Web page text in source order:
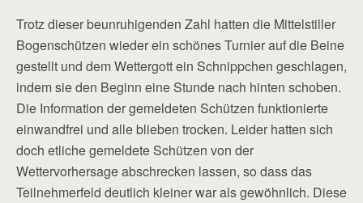
Trotz dieser beunruhigenden Zahl hatten die Mittelstiller
Bogenschützen wieder ein schönes Turnier auf die Beine
gestellt und dem Wettergott ein Schnippchen geschlagen,
indem sie den Beginn eine Stunde nach hinten schoben.
Die Information der gemeldeten Schützen funktionierte
einwandfrei und alle blieben trocken. Leider hatten sich
doch etliche gemeldete Schützen von der
Wettervorhersage abschrecken lassen, so dass das
Teilnehmerfeld deutlich kleiner war als gewöhnlich. Diese